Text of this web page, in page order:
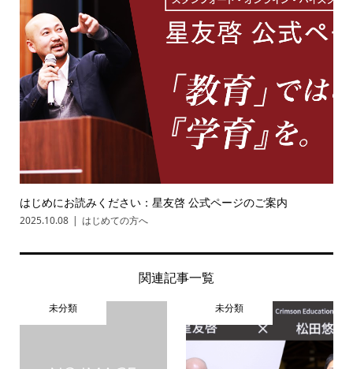
はじめにお読みください：星友啓 公式ページのご案内
2025.10.08 はじめての方へ
関連記事一覧
未分類 未分類